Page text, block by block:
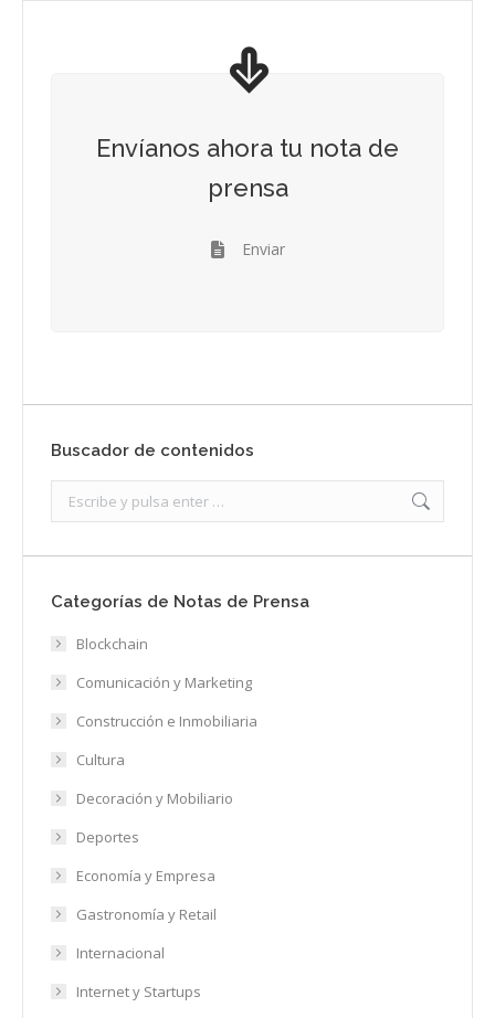
Envíanos ahora tu nota de
prensa
Enviar
Buscador de contenidos
Categorías de Notas de Prensa
Blockchain
Comunicación y Marketing
Construcción e Inmobiliaria
Cultura
Decoración y Mobiliario
Deportes
Economía y Empresa
Gastronomía y Retail
Internacional
Internet y Startups